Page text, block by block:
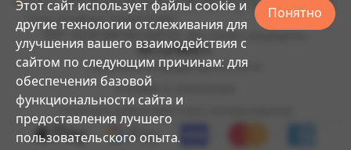
Unit C, 8/F, King Palace Plaza, NO:55 King Yip Street, Kwun
Tong, Kowloon, HONG KONG
2017-2026 BNESIM LIMITED. Все права защищены.
Политика конфиденциальности
Условия и положения
Этот сайт использует файлы cookie и
другие технологии отслеживания для
улучшения вашего взаимодействия с
сайтом по следующим причинам: для
обеспечения базовой
функциональности сайта и
предоставления лучшего
пользовательского опыта.
Понятно